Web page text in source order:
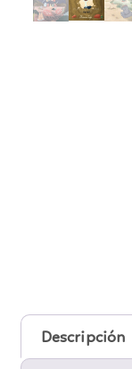
Descripción